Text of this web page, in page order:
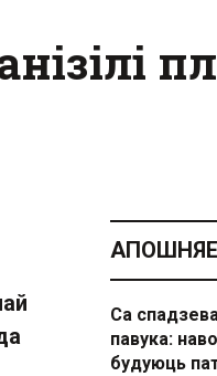
Са
павука:
будуюць